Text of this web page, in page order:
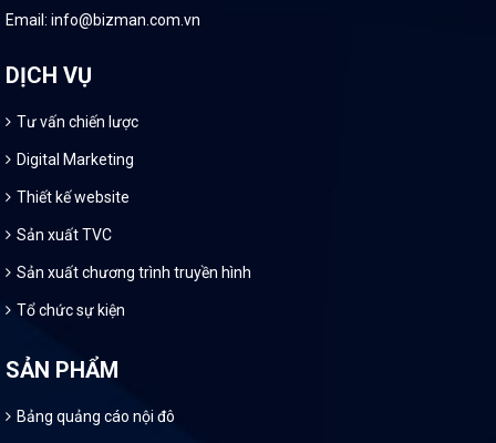
Email: info@bizman.com.vn
DỊCH VỤ
Tư vấn chiến lược
Digital Marketing
Thiết kế website
Sản xuất TVC
Sản xuất chương trình truyền hình
Tổ chức sự kiện
SẢN PHẨM
Bảng quảng cáo nội đô